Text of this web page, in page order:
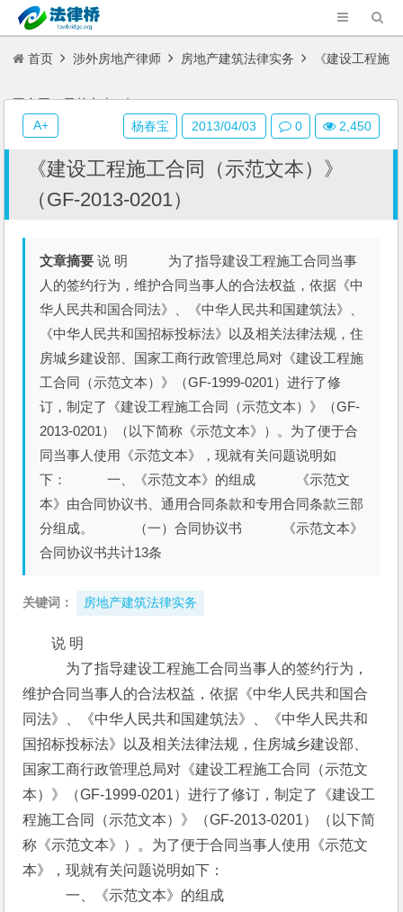
首页 涉外房地产律师 房地产建筑法律实务 《建设工程施
工合同（示范文本）》（GF-2013-0201）
《建设工程施工合同（示范文本）》
（GF-2013-0201）
文章摘要 说 明 为了指导建设工程施工合同当事
人的签约行为，维护合同当事人的合法权益，依据《中
华人民共和国合同法》、《中华人民共和国建筑法》、
《中华人民共和国招标投标法》以及相关法律法规，住
房城乡建设部、国家工商行政管理总局对《建设工程施
工合同（示范文本）》（GF-1999-0201）进行了修
订，制定了《建设工程施工合同（示范文本）》（GF-
2013-0201）（以下简称《示范文本》）。为了便于合
同当事人使用《示范文本》，现就有关问题说明如
下： 一、《示范文本》的组成 《示范文
本》由合同协议书、通用合同条款和专用合同条款三部
分组成。 （一）合同协议书 《示范文本》
合同协议书共计13条
关键词： 房地产建筑法律实务
说 明
为了指导建设工程施工合同当事人的签约行为，
维护合同当事人的合法权益，依据《中华人民共和国合
同法》、《中华人民共和国建筑法》、《中华人民共和
国招标投标法》以及相关法律法规，住房城乡建设部、
国家工商行政管理总局对《建设工程施工合同（示范文
本）》（GF-1999-0201）进行了修订，制定了《建设工
程施工合同（示范文本）》（GF-2013-0201）（以下简
称《示范文本》）。为了便于合同当事人使用《示范文
本》，现就有关问题说明如下：
一、《示范文本》的组成
杨春宝 2013/04/03 0 2,450
A+